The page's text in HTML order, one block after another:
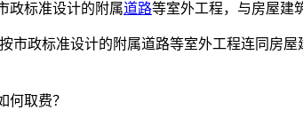
政标准设计的附属道路等室外工程，与房屋建
政标准设计的附属道路等室外工程连同房
何取费？